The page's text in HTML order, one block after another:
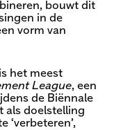
bouwt dit
in de
vorm van
is het meest
League, een
de Biënnale
als doelstelling
‘verbeteren’,